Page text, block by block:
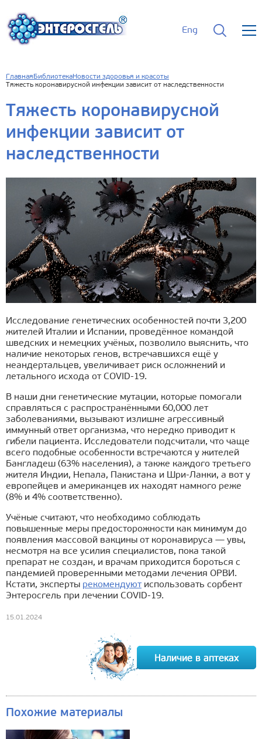
Eng
Главная БиблиотекаНовости здоровья и красоты
Тяжесть коронавирусной инфекции зависит от наследственности
Тяжесть коронавирусной
инфекции зависит от
наследственности
Исследование генетических особенностей почти 3,200
жителей Италии и Испании, проведённое командой
шведских и немецких учёных, позволило выяснить, что
наличие некоторых генов, встречавшихся ещё у
неандертальцев, увеличивает риск осложнений и
летального исхода от COVID-19.
В наши дни генетические мутации, которые помогали
справляться с распространёнными 60,000 лет
заболеваниями, вызывают излишне агрессивный
иммунный ответ организма, что нередко приводит к
гибели пациента. Исследователи подсчитали, что чаще
всего подобные особенности встречаются у жителей
Бангладеш (63% населения), а также каждого третьего
жителя Индии, Непала, Пакистана и Шри-Ланки, а вот у
европейцев и американцев их находят намного реже
(8% и 4% соответственно).
Учёные считают, что необходимо соблюдать
повышенные меры предосторожности как минимум до
появления массовой вакцины от коронавируса — увы,
несмотря на все усилия специалистов, пока такой
препарат не создан, и врачам приходится бороться с
пандемией проверенными методами лечения ОРВИ.
Кстати, эксперты рекомендуютиспользовать сорбент
Энтеросгель при лечении COVID-19.
15.01.2024
Похожие материалы